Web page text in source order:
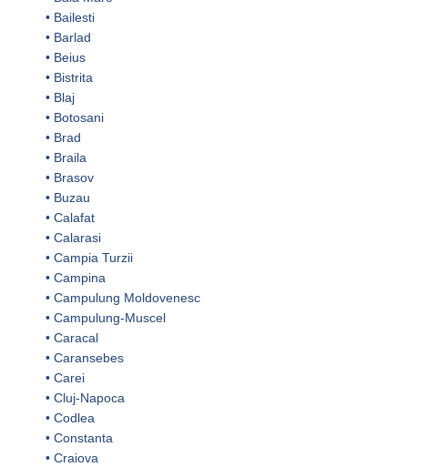
• Bailesti
• Barlad
• Beius
• Bistrita
• Blaj
• Botosani
• Brad
• Braila
• Brasov
• Buzau
• Calafat
• Calarasi
• Campia Turzii
• Campina
• Campulung Moldovenesc
• Campulung-Muscel
• Caracal
• Caransebes
• Carei
• Cluj-Napoca
• Codlea
• Constanta
• Craiova